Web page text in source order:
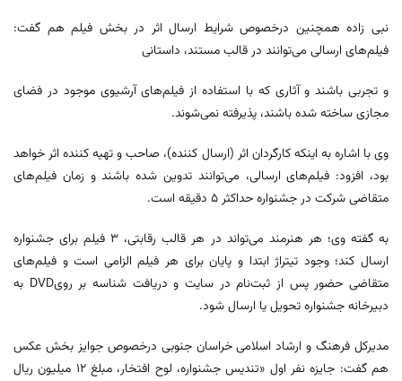
نبی زاده همچنین درخصوص شرایط ارسال اثر در بخش فیلم هم گفت:
فیلم‌های ارسالی می‌توانند در قالب مستند، داستانی
و تجربی باشند و آثاری که با استفاده از فیلم‌های آرشیوی موجود در فضای
مجازی ساخته شده باشند، پذیرفته نمی‌شوند.
وی با اشاره به اینکه کارگردان اثر (ارسال کننده)، صاحب و تهیه کننده اثر خواهد
بود، افزود: فیلم‌های ارسالی، می‌توانند تدوین شده باشند و زمان فیلم‌های
متقاضی شرکت در جشنواره حداکثر ٥ دقیقه است.
به گفته وی؛ هر هنرمند می‌تواند در هر قالب رقابتی، ۳ فیلم برای جشنواره
ارسال کند؛ وجود تیتراژ ابتدا و پایان برای هر فیلم الزامی است و فیلم‌های
متقاضی حضور پس از ثبت‌نام در سایت و دریافت شناسه بر رویDVD به
دبیرخانه جشنواره تحویل یا ارسال شود.
مدیرکل فرهنگ و ارشاد اسلامی خراسان جنوبی درخصوص جوایز بخش عکس
هم گفت: جایزه نفر اول «تندیس جشنواره، لوح افتخار، مبلغ ١٢ میلیون ریال